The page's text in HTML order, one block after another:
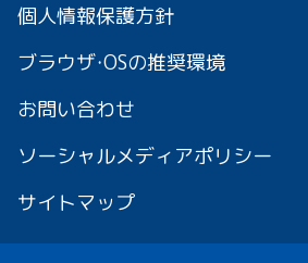
個人情報保護方針
ブラウザ・OSの推奨環境
お問い合わせ
ソーシャルメディアポリシー
サイトマップ